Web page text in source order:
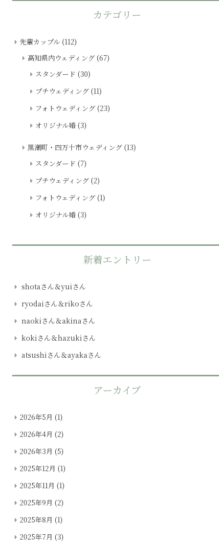
カテゴリー
先輩カップル(112)
高知県内ウェディング(67)
スタンダード (30)
プチウェディング(11)
フォトウェディング(23)
オリジナル婚(3)
黒潮町・四万十市ウェディング(13)
スタンダード (7)
プチウェディング(2)
フォトウェディング(1)
オリジナル婚(3)
新着エントリー
shotaさん＆yuiさん
ryodaiさん＆rikoさん
naokiさん＆akinaさん
kokiさん＆hazukiさん
atsushiさん＆ayakaさん
アーカイブ
2026年5月 (1)
2026年4月 (2)
2026年3月 (5)
2025年12月 (1)
2025年11月 (1)
2025年9月 (2)
2025年8月 (1)
2025年7月 (3)